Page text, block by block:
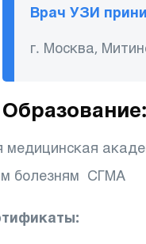
Врач УЗИ
г. Москва,
Образование:
медицинская
болезням СГМА